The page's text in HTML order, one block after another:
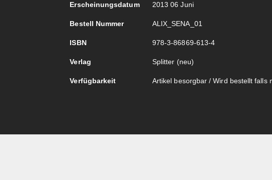
Erscheinungsdatum 2013 06 Juni
Bestell Nummer ALIX_SENA_01
ISBN 978-3-86869-613-4
Verlag Splitter (neu)
Verfügbarkeit Artikel besorgbar / Wird bestellt falls